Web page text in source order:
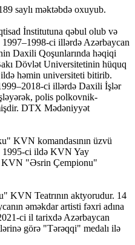
saylı məktəbdə oxuyub.
İnstitutuna qəbul olub və
ci illərdə Azərbaycan
Daxili Qoşunlarında həqiqi
Dövlət Universitetinin hüquq
həmin universiteti bitirib.
ci illərdə Daxili İşlər
polis polkovnik-
DTX Mədəniyyət
KVN komandasının üzvü
ci ildə KVN Yay
KVN "Əsrin Çempionu"
KVN Teatrının aktyorudur. 14
əməkdar artisti fəxri adına
ci il tarixdə Azərbaycan
görə "Tərəqqi" medalı ilə